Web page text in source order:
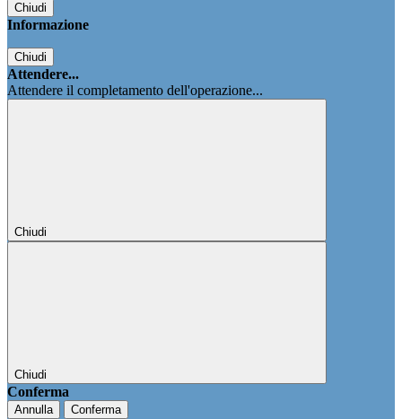
Chiudi
Informazione
Chiudi
Attendere...
Attendere il completamento dell'operazione...
Chiudi
Chiudi
Conferma
Annulla Conferma